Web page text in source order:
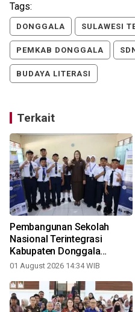
Tags:
DONGGALA SULAWESI
PEMKAB DONGGALA
BUDAYA LITERASI
Terkait
Pembangunan Sekolah
Nasional Terintegrasi
Kabupaten Donggala
dimulai akhir 2026
01 August 2026 14:34 WIB